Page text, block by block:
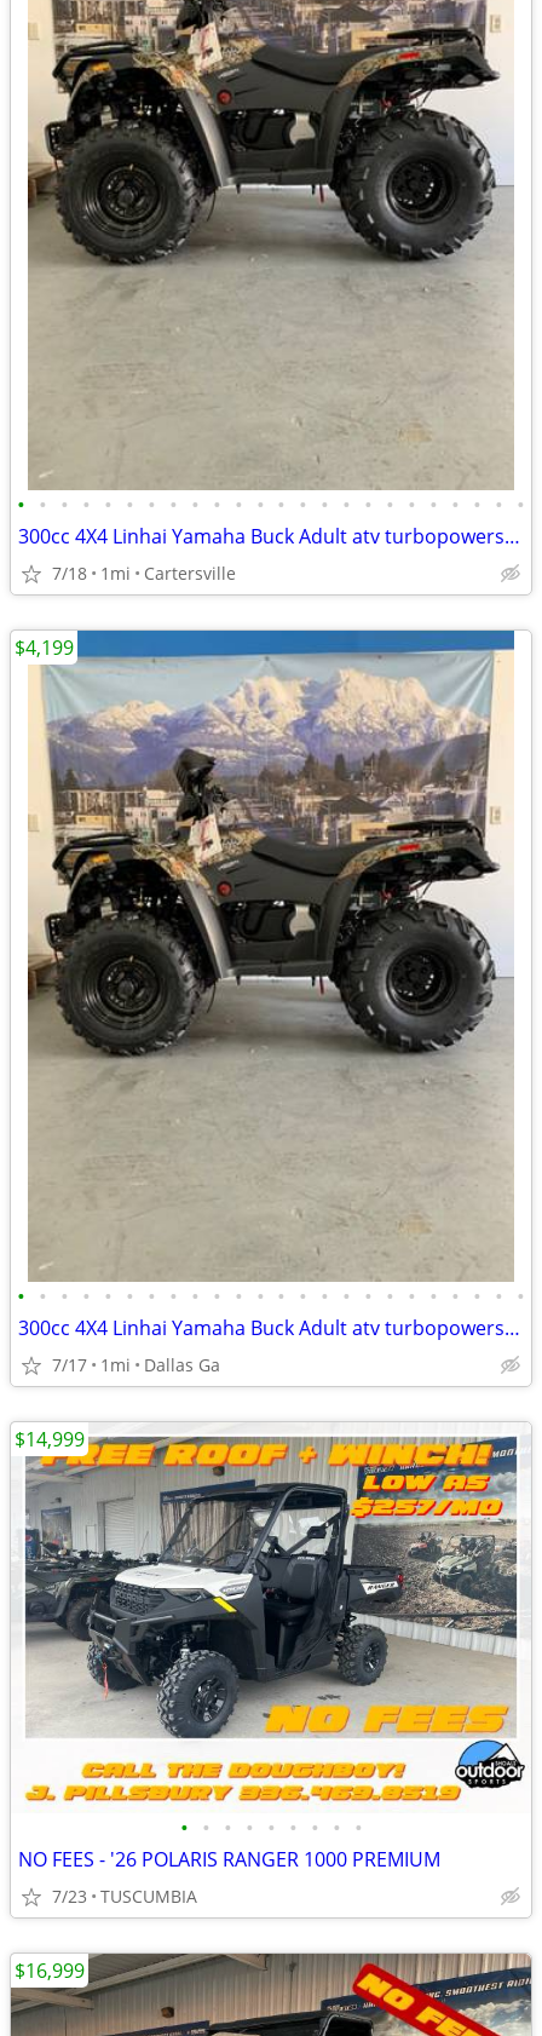
• • • • • • • • • • • • • • • • • • • • • • • •
300cc 4X4 Linhai Yamaha Buck Adult atv turbopowersports
7/18 1mi Cartersville
• • • • • • • • • • • • • • • • • • • • • • • •
300cc 4X4 Linhai Yamaha Buck Adult atv turbopowersports
7/17 1mi Dallas Ga
$4,199
• • • • • • • • •
NO FEES - '26 POLARIS RANGER 1000 PREMIUM
7/23 TUSCUMBIA
$14,999
$16,999